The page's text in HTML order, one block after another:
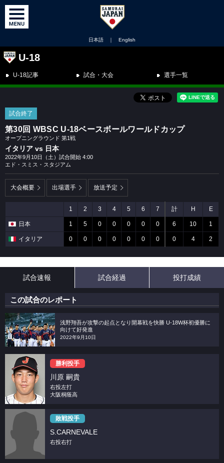
日本語 ｜ English
U-18
U-18記事 試合・大会 選手一覧
試合終了
第30回 WBSC U-18ベースボールワールドカップ
オープニングラウンド 第1戦
イタリア vs 日本
2022年9月10日（土）試合開始 4:00
エド・スミス・スタジアム
大会概要 出場選手 放送予定
1 2 3 4 5 6 7 計 H E
日本 1 5 0 0 0 0 0 6 10 1
イタリア 0 0 0 0 0 0 0 0 4 2
試合速報 試合経過 投打成績
この試合のレポート
浅野翔吾が攻撃の起点となり開幕戦を快勝 U-18W杯初優勝に
向けて好発進
2022年9月10日
勝利投手
川原 嗣貴
右投左打
大阪桐蔭高
敗戦投手
S.CARNEVALE
右投右打